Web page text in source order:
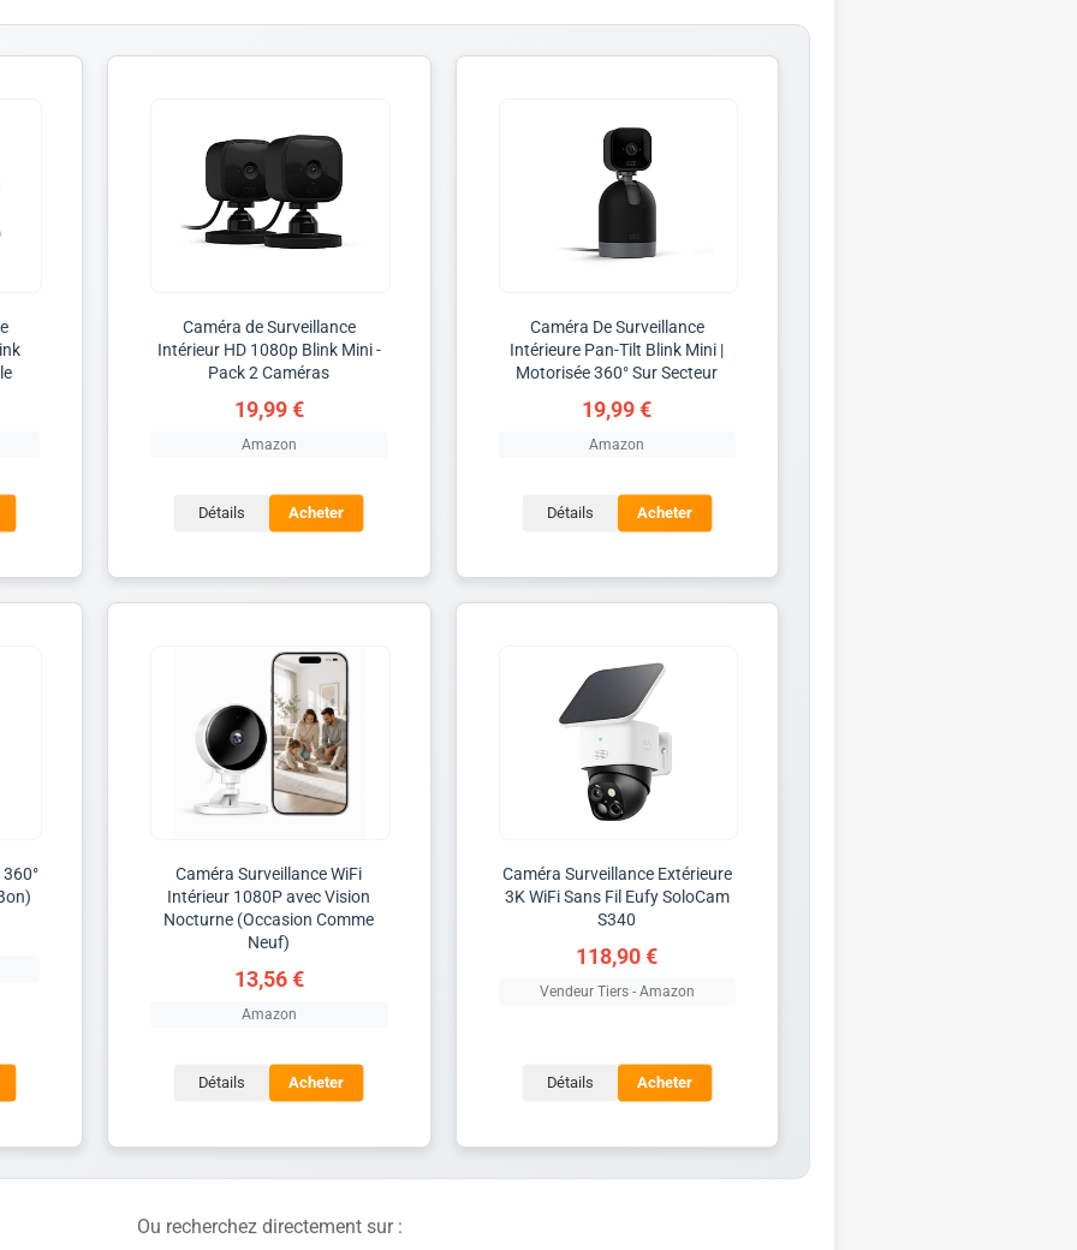
Caméra de Surveillance
Intérieur HD 1080p Blink Mini -
Pack 2 Caméras
19,99 €
Amazon
Détails Acheter
Caméra De Surveillance
Intérieure Pan-Tilt Blink Mini |
Motorisée 360° Sur Secteur
19,99 €
Amazon
Détails Acheter
Caméra Surveillance WiFi
Intérieur 1080P avec Vision
Nocturne (Occasion Comme
Neuf)
13,56 €
Amazon
Détails Acheter
Caméra Surveillance Extérieure
3K WiFi Sans Fil Eufy SoloCam
S340
118,90 €
Vendeur Tiers - Amazon
Détails Acheter
Ou recherchez directement sur :